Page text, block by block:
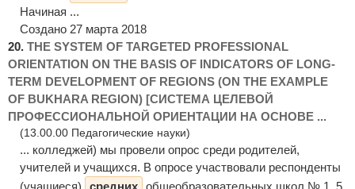
Начиная ...
Создано 27 марта 2018
20. THE SYSTEM OF TARGETED PROFESSIONAL
ORIENTATION ON THE BASIS OF INDICATORS OF LONG-
TERM DEVELOPMENT OF REGIONS (ON THE EXAMPLE
OF BUKHARA REGION) [СИСТЕМА ЦЕЛЕВОЙ
ПРОФЕССИОНАЛЬНОЙ ОРИЕНТАЦИИ НА ОСНОВЕ ...
(13.00.00 Педагогические науки)
... колледжей) мы провели опрос среди родителей,
учителей и учащихся. В опросе участвовали респонденты
(учащиеся)
средних общеобразовательных школ № 1, 5,